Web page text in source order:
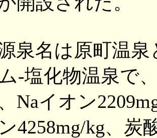
泉名は原町温
-塩化物温泉で
Naイオン
4258mg/kg、炭